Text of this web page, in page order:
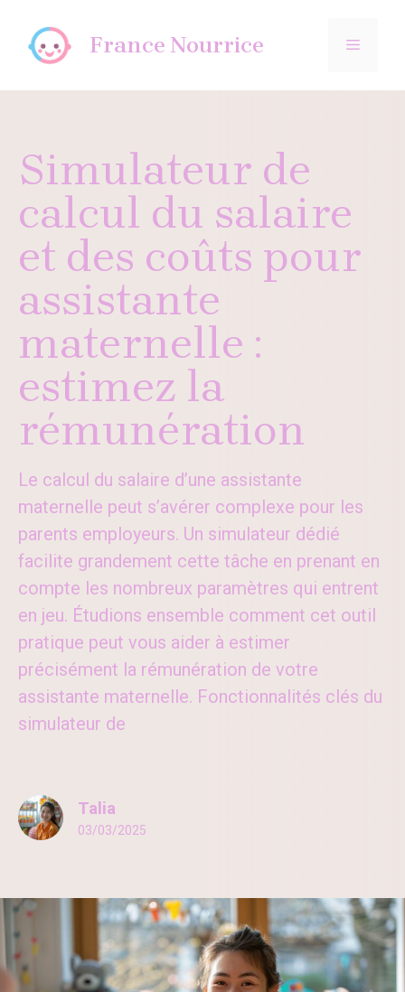
contenu
France Nourrice MENU
Simulateur de
calcul du salaire
et des coûts pour
assistante
maternelle :
estimez la
rémunération
Le calcul du salaire d’une assistante
maternelle peut s’avérer complexe pour les
parents employeurs. Un simulateur dédié
facilite grandement cette tâche en prenant en
compte les nombreux paramètres qui entrent
en jeu. Étudions ensemble comment cet outil
pratique peut vous aider à estimer
précisément la rémunération de votre
assistante maternelle. Fonctionnalités clés du
simulateur de
Talia
03/03/2025